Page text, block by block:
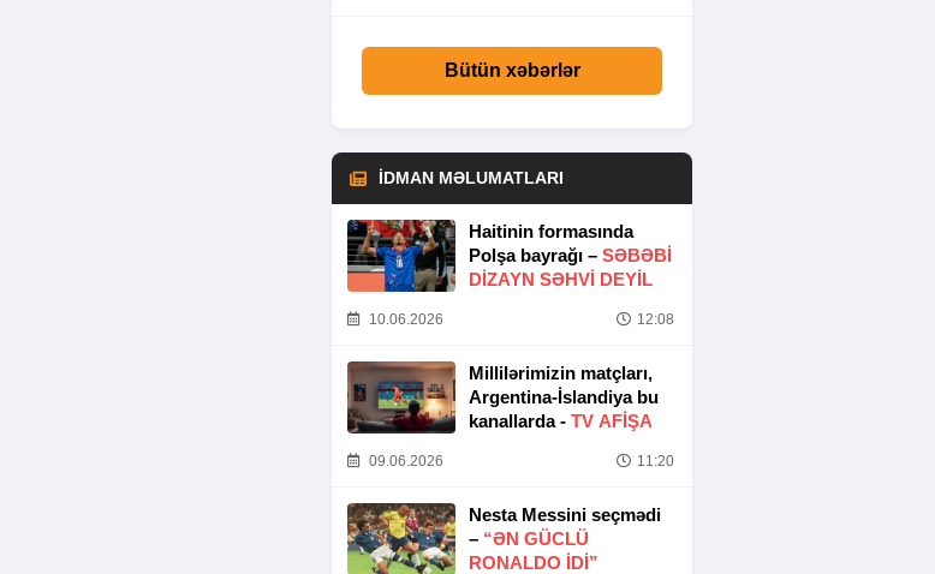
Bütün xəbərlər
İDMAN MƏLUMATLARI
Haitinin formasında
Polşa bayrağı – SƏBƏBI
DIZAYN SƏHVI DEYIL
10.06.2026 12:08
Millilərimizin matçları,
Argentina-İslandiya bu
kanallarda - TV AFİŞA
09.06.2026 11:20
Nesta Messini seçmədi
– “ƏN GÜCLÜ
RONALDO IDI”